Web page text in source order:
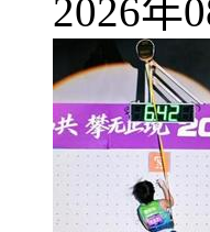
2026年